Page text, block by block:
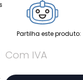
Partilha este produto:
Com IVA